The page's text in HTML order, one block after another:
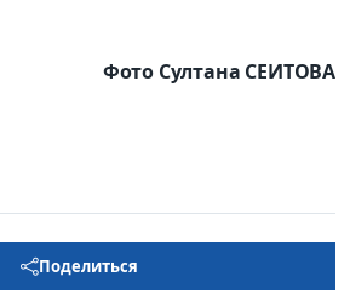
Фото Султана СЕИТОВА
Поделиться